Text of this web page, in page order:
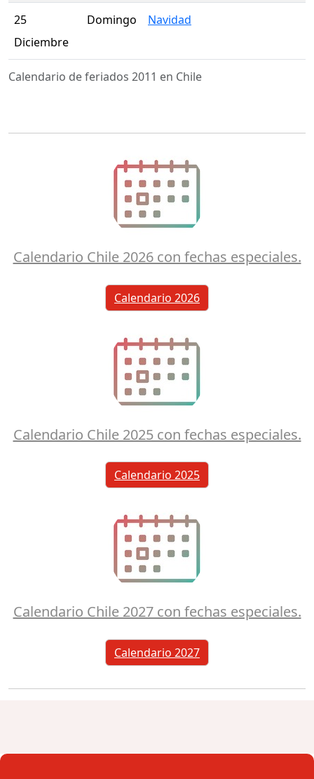
Calendario de feriados 2011 en Chile
25
Diciembre
Domingo Navidad
Calendario Chile 2026 con fechas especiales.
Calendario 2026
Calendario Chile 2025 con fechas especiales.
Calendario 2025
Calendario Chile 2027 con fechas especiales.
Calendario 2027